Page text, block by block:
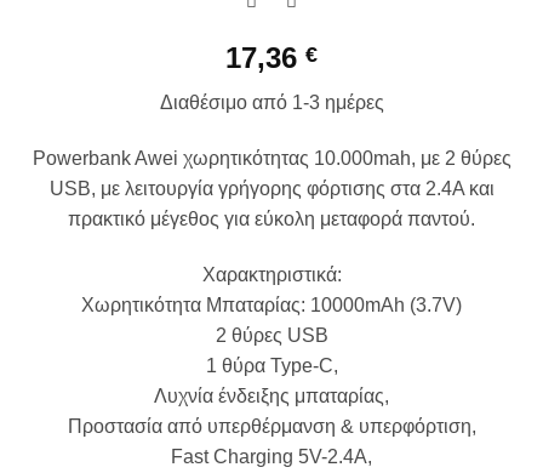
17,36 €
Διαθέσιμο από 1-3 ημέρες
Powerbank Awei χωρητικότητας 10.000mah, με 2 θύρες
USB, με λειτουργία γρήγορης φόρτισης στα 2.4Α και
πρακτικό μέγεθος για εύκολη μεταφορά παντού.
Χαρακτηριστικά:
Χωρητικότητα Μπαταρίας: 10000mAh (3.7V)
2 θύρες USB
1 θύρα Type-C,
Λυχνία ένδειξης μπαταρίας,
Προστασία από υπερθέρμανση & υπερφόρτιση,
Fast Charging 5V-2.4A,